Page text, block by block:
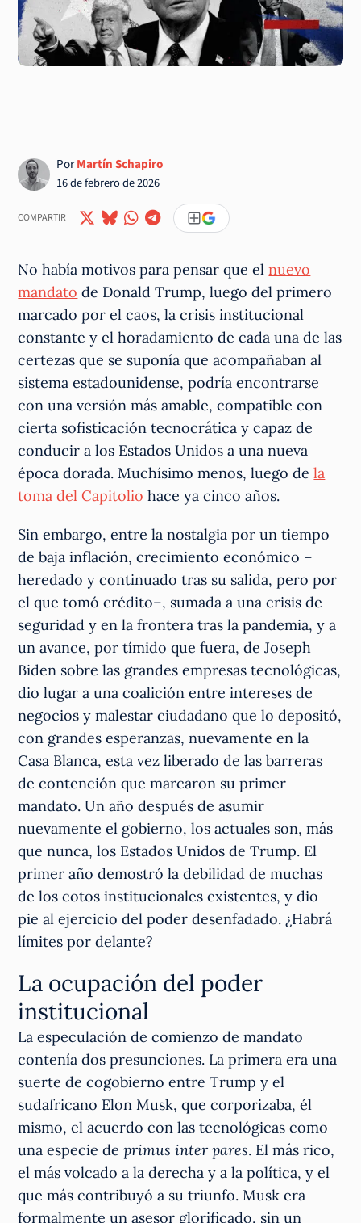
PorMartín Schapiro
16 de febrero de 2026
COMPARTIR
No había motivos para pensar que elnuevo
mandato de Donald Trump, luego del primero
marcado por el caos, la crisis institucional
constante y el horadamiento de cada una de las
certezas que se suponía que acompañaban al
sistema estadounidense, podría encontrarse
con una versión más amable, compatible con
cierta sofisticación tecnocrática y capaz de
conducir a los Estados Unidos a una nueva
época dorada. Muchísimo menos, luego dela
toma del Capitolio hace ya cinco años.
Sin embargo, entre la nostalgia por un tiempo
de baja inflación, crecimiento económico –
heredado y continuado tras su salida, pero por
el que tomó crédito–, sumada a una crisis de
seguridad y en la frontera tras la pandemia, y a
un avance, por tímido que fuera, de Joseph
Biden sobre las grandes empresas tecnológicas,
dio lugar a una coalición entre intereses de
negocios y malestar ciudadano que lo depositó,
con grandes esperanzas, nuevamente en la
Casa Blanca, esta vez liberado de las barreras
de contención que marcaron su primer
mandato. Un año después de asumir
nuevamente el gobierno, los actuales son, más
que nunca, los Estados Unidos de Trump. El
primer año demostró la debilidad de muchas
de los cotos institucionales existentes, y dio
pie al ejercicio del poder desenfadado. ¿Habrá
límites por delante?
La ocupación del poder
institucional
La especulación de comienzo de mandato
contenía dos presunciones. La primera era una
suerte de cogobierno entre Trump y el
sudafricano Elon Musk, que corporizaba, él
mismo, el acuerdo con las tecnológicas como
una especie deprimus inter pares. El más rico,
el más volcado a la derecha y a la política, y el
que más contribuyó a su triunfo. Musk era
formalmente un asesor glorificado, sin un